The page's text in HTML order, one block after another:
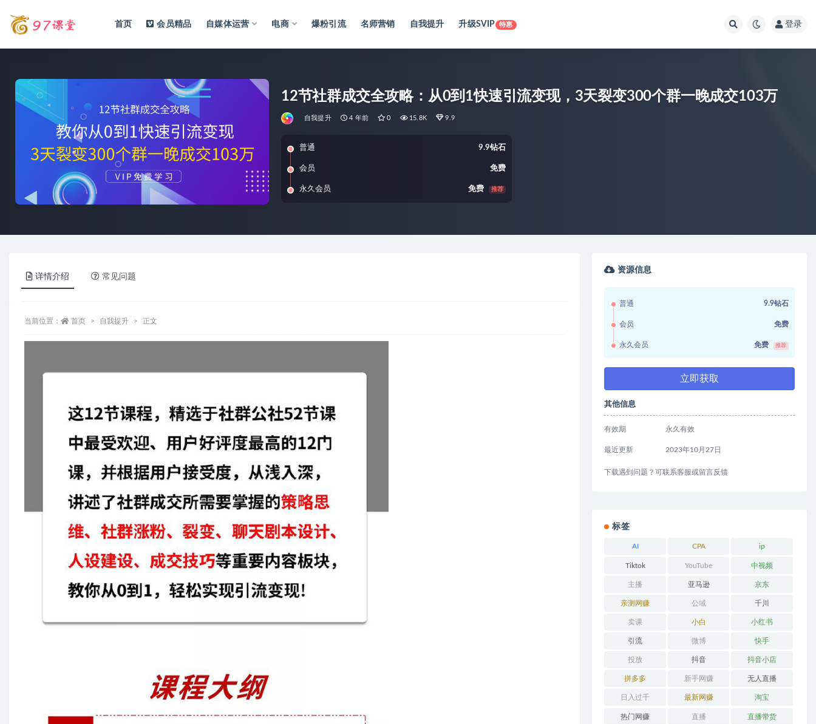
首页 会员精品 自媒体运营 电商 爆粉引流 名师营销 自我提升 升级SVIP 特惠 登录
12节社群成交全攻略：从0到1快速引流变现，3天裂变300个群一晚成交103万
自我提升 4 年前 0 15.8K 9.9
普通 9.9钻石
会员 免费
永久会员 免费 推荐
详情介绍 常见问题
当前位置： 首页 自我提升 正文
资源信息
普通 9.9钻石
会员 免费
永久会员 免费 推荐
立即获取
其他信息
有效期 永久有效
最近更新 2023年10月27日
下载遇到问题？可联系客服或留言反馈
标签
AI CPA ip
Tiktok YouTube 中视频
主播 亚马逊 京东
亲测网赚 公域 千川
卖课 小白 小红书
引流 微博 快手
投放 抖音 抖音小店
拼多多 新手网赚 无人直播
日入过千 最新网赚 淘宝
热门网赚 直播 直播带货